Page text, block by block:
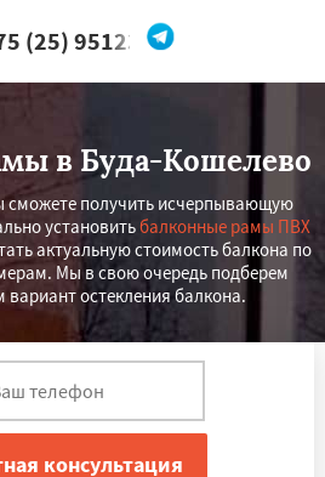
(25) 951234
мне
в Буда-Кошелево
сможете получить исчерпывающую
установитьбалконные рамы ПВХ
актуальную стоимость балкона по
Мы в свою очередь подберем
остекления балкона.